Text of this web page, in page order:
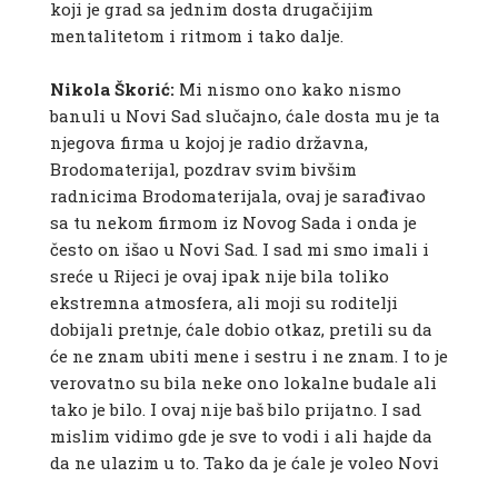
koji je grad sa jednim dosta drugačijim
mentalitetom i ritmom i tako dalje.
Nikola Škorić: Mi nismo ono kako nismo
banuli u Novi Sad slučajno, ćale dosta mu je ta
njegova firma u kojoj je radio državna,
Brodomaterijal, pozdrav svim bivšim
radnicima Brodomaterijala, ovaj je sarađivao
sa tu nekom firmom iz Novog Sada i onda je
često on išao u Novi Sad. I sad mi smo imali i
sreće u Rijeci je ovaj ipak nije bila toliko
ekstremna atmosfera, ali moji su roditelji
dobijali pretnje, ćale dobio otkaz, pretili su da
će ne znam ubiti mene i sestru i ne znam. I to je
verovatno su bila neke ono lokalne budale ali
tako je bilo. I ovaj nije baš bilo prijatno. I sad
mislim vidimo gde je sve to vodi i ali hajde da
da ne ulazim u to. Tako da je ćale je voleo Novi